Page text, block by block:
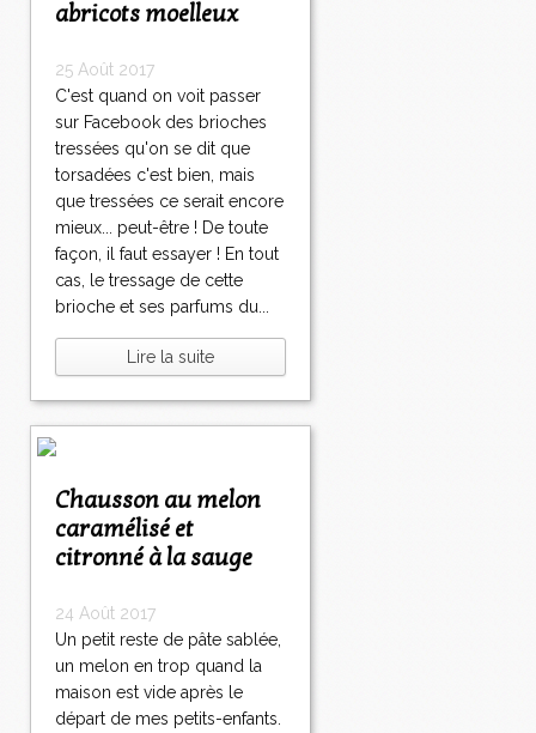
abricots moelleux
25 Août 2017
C'est quand on voit passer
sur Facebook des brioches
tressées qu'on se dit que
torsadées c'est bien, mais
que tressées ce serait encore
mieux... peut-être ! De toute
façon, il faut essayer ! En tout
cas, le tressage de cette
brioche et ses parfums du...
Lire la suite
Chausson au melon
caramélisé et
citronné à la sauge
24 Août 2017
Un petit reste de pâte sablée,
un melon en trop quand la
maison est vide après le
départ de mes petits-enfants.